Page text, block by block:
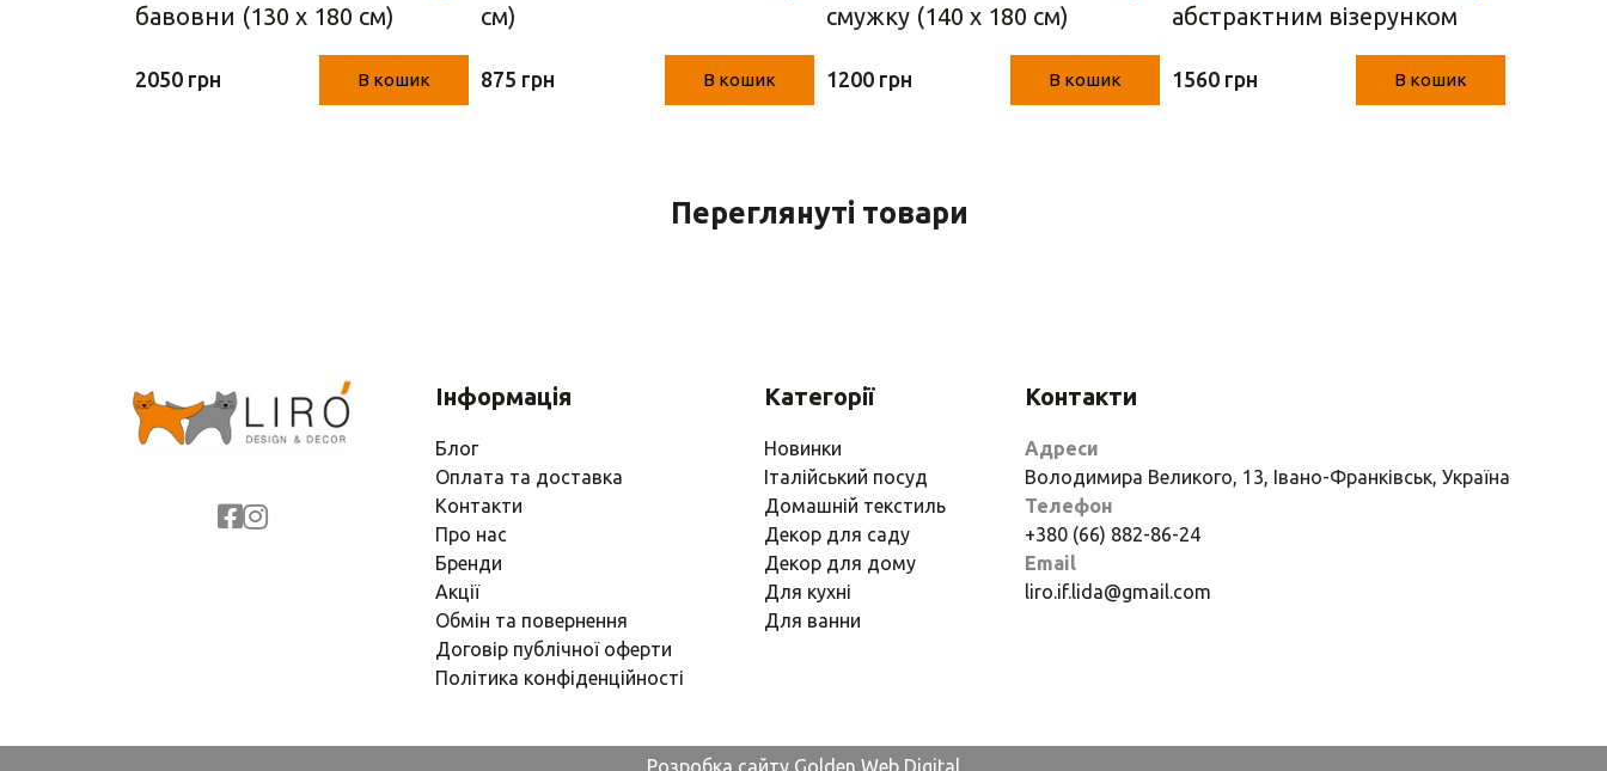
бавовни (130 х 180 см)
2050 грн В кошик
см)
875 грн В кошик
смужку (140 х 180 см)
1200 грн В кошик
абстрактним візерунком
1560 грн В кошик
Переглянуті товари
Інформація
Блог
Оплата та доставка
Контакти
Про нас
Бренди
Акції
Обмін та повернення
Договір публічної оферти
Політика конфіденційності
Категорії
Новинки
Італійський посуд
Домашній текстиль
Декор для саду
Декор для дому
Для кухні
Для ванни
Контакти
Адреси
Володимира Великого, 13, Івано-Франківськ, Україна
Телефон
+380 (66) 882-86-24
Email
liro.if.lida@gmail.com
Розробка сайту Golden Web Digital